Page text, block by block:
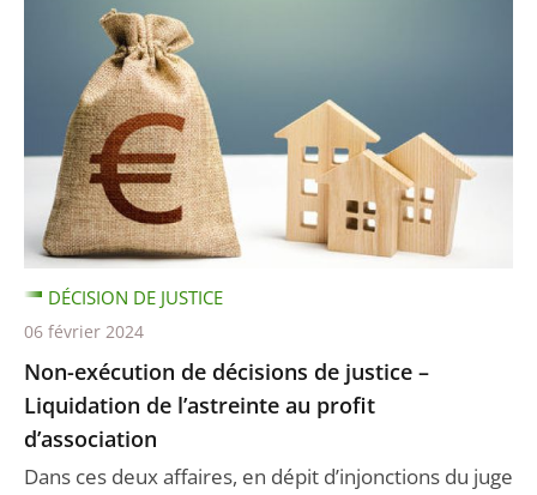
Non-exécution de décisions de justice –
Liquidation de l’astreinte au profit
d’association
Dans ces deux affaires, en dépit d’injonctions du juge
DÉCISION DE JUSTICE
06 février 2024